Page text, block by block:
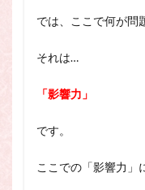
では、ここで何が問
それは…
「影響力」
です。
ここでの「影響力」